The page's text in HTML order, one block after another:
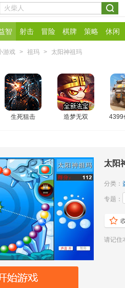
智 射击 冒险 棋牌 策略 休闲
游戏 > 祖玛 > 太阳神祖玛
生死狙击 造梦无双 4399
太阳
分类：
专题：
请记住